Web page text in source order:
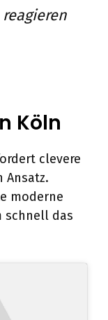
Köln
clevere
Ansatz.
moderne
schnell das